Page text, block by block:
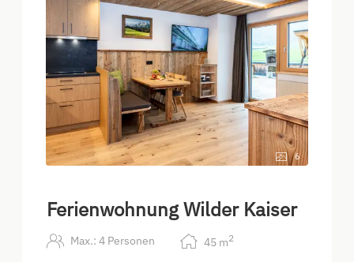
6
Ferienwohnung Wilder Kaiser
Max.: 4 Personen 45 m2